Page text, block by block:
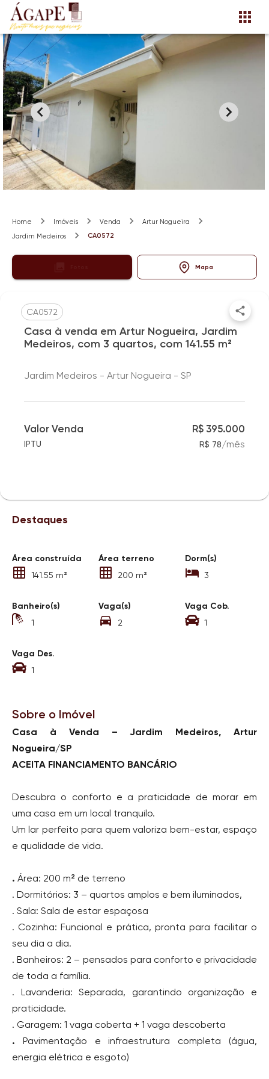
Home Imóveis Venda
Artur Nogueira
Jardim Medeiros
CA0572
Mapa
CA0572
Casa à venda em Artur Nogueira, Jardim
Medeiros, com 3 quartos, com 141.55 m²
Jardim Medeiros - Artur Nogueira - SP
Valor Venda R$ 395.000
IPTU R$ 78/mês
Destaques
Área construída
141.55 m²
Área terreno
200 m²
Dorm(s)
3
Banheiro(s)
1
Vaga(s)
2
Vaga Cob.
1
Vaga Des.
1
Sobre o Imóvel
Casa à Venda – Jardim Medeiros, Artur
Nogueira/SP
ACEITA FINANCIAMENTO BANCÁRIO
Descubra o conforto e a praticidade de morar em
uma casa em um local tranquilo.
Um lar perfeito para quem valoriza bem-estar, espaço
e qualidade de vida.
. Área: 200 m² de terreno
. Dormitórios: 3 – quartos amplos e bem iluminados,
. Sala: Sala de estar espaçosa
. Cozinha: Funcional e prática, pronta para facilitar o
seu dia a dia.
. Banheiros: 2 – pensados para conforto e privacidade
de toda a família.
. Lavanderia: Separada, garantindo organização e
praticidade.
. Garagem: 1 vaga coberta + 1 vaga descoberta
. Pavimentação e infraestrutura completa (água,
energia elétrica e esgoto)